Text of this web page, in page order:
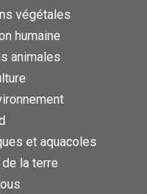
végétales
humaine
animales
et aquacoles
la terre